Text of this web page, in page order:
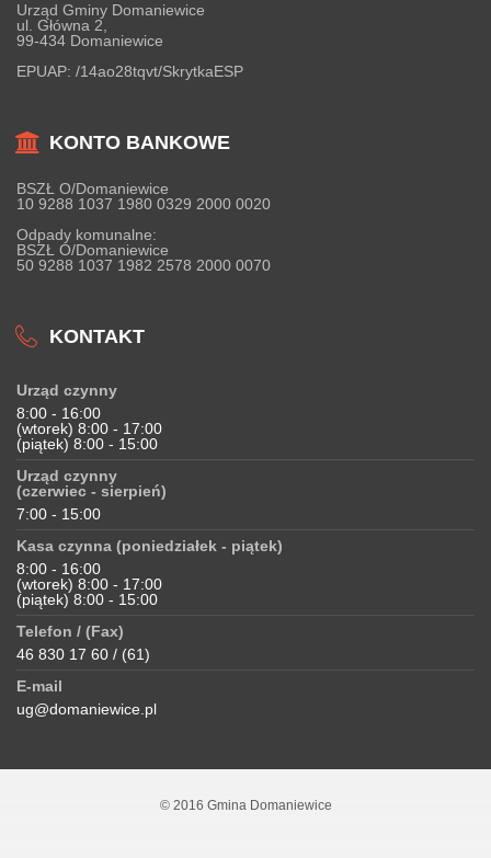
Urząd Gminy Domaniewice
ul. Główna 2,
99-434 Domaniewice
EPUAP: /14ao28tqvt/SkrytkaESP
KONTO BANKOWE
BSZŁ O/Domaniewice
10 9288 1037 1980 0329 2000 0020
Odpady komunalne:
BSZŁ O/Domaniewice
50 9288 1037 1982 2578 2000 0070
KONTAKT
Urząd czynny
8:00 - 16:00
(wtorek) 8:00 - 17:00
(piątek) 8:00 - 15:00
Urząd czynny
(czerwiec - sierpień)
7:00 - 15:00
Kasa czynna (poniedziałek - piątek)
8:00 - 16:00
(wtorek) 8:00 - 17:00
(piątek) 8:00 - 15:00
Telefon / (Fax)
46 830 17 60 / (61)
E-mail
ug@domaniewice.pl
© 2016 Gmina Domaniewice